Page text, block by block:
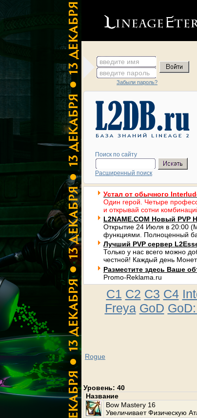
введите имя
введите пароль
Забыли пароль?
Поиск по сайту
Расширенный поиск
Устал от обычного
Один герой. Четыре
и открывай сотни
L2NAME.COM Новый PVP
Открытие 24 Июля в 20:00
функциями. Полноценный
Лучший PVP сервер
Только у нас всего можно
честной! Каждый день
Разместите здесь Ваше
Promo-Reklama.ru
C1 C2 C3 C4
Freya GoD
Rogue
Уровень: 40
Название
Bow Mastery 16
Увеличивает Физическую